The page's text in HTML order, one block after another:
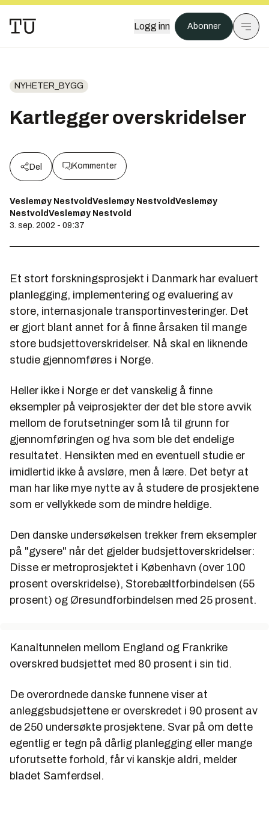
Logg inn Abonner
NYHETER_BYGG
Kartlegger overskridelser
Del Kommenter
Veslemøy NestvoldVeslemøy NestvoldVeslemøy
NestvoldVeslemøy Nestvold
3. sep. 2002 - 09:37
Et stort forskningsprosjekt i Danmark har evaluert
planlegging, implementering og evaluering av
store, internasjonale transportinvesteringer. Det
er gjort blant annet for å finne årsaken til mange
store budsjettoverskridelser. Nå skal en liknende
studie gjennomføres i Norge.
Heller ikke i Norge er det vanskelig å finne
eksempler på veiprosjekter der det ble store avvik
mellom de forutsetninger som lå til grunn for
gjennomføringen og hva som ble det endelige
resultatet. Hensikten med en eventuell studie er
imidlertid ikke å avsløre, men å lære. Det betyr at
man har like mye nytte av å studere de prosjektene
som er vellykkede som de mindre heldige.
Den danske undersøkelsen trekker frem eksempler
på "gysere" når det gjelder budsjettoverskridelser:
Disse er metroprosjektet i København (over 100
prosent overskridelse), Storebæltforbindelsen (55
prosent) og Øresundforbindelsen med 25 prosent.
Kanaltunnelen mellom England og Frankrike
overskred budsjettet med 80 prosent i sin tid.
De overordnede danske funnene viser at
anleggsbudsjettene er overskredet i 90 prosent av
de 250 undersøkte prosjektene. Svar på om dette
egentlig er tegn på dårlig planlegging eller mange
uforutsette forhold, får vi kanskje aldri, melder
bladet Samferdsel.